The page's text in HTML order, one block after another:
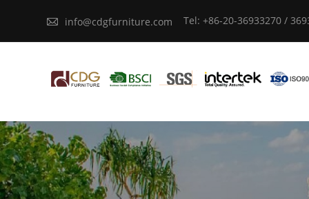
 info@cdgfurniture.com Tel: +86-20-36933270 /